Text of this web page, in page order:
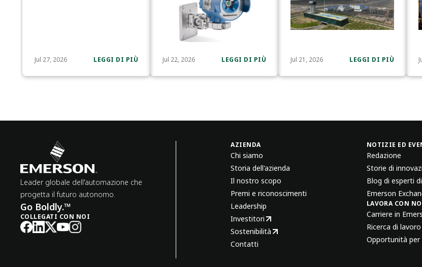
Jul 27, 2026 LEGGI DI PIÙ Jul 22, 2026 LEGGI DI PIÙ Jul 21, 2026 LEGGI DI PIÙ
Leader globale dell'automazione che
progetta il futuro autonomo.
Go Boldly.™
COLLEGATI CON NOI
AZIENDA
Chi siamo
Storia dell'azienda
Il nostro scopo
Premi e riconoscimenti
Leadership
Investitori
Sostenibilità
Contatti
NOTIZIE ED
Redazione
Storie di
Blog di esperti
Emerson
LAVORA CON
Carriere in
Ricerca di lavoro
Opportunità